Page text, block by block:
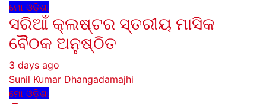
ମୋ ଓଡ଼ିଶା
ସରିଆଁ କ୍ଲଷ୍ଟର ସ୍ତରୀୟ ମାସିକ
ବୈଠକ ଅନୁଷ୍ଠିତ
3 days ago
Sunil Kumar Dhangadamajhi
ମୋ ଓଡ଼ିଶା